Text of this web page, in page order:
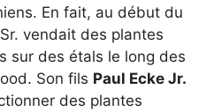
En fait, au début du
vendait des plantes
sur des étals le long des
Son fils Paul Ecke Jr.
des plantes